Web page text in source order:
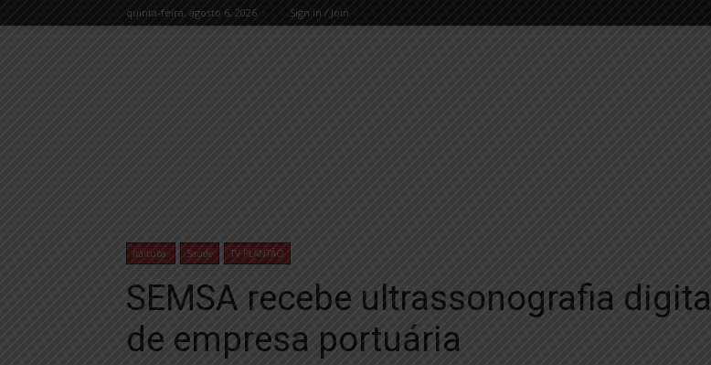
quinta-feira, agosto 6, 2026 Sign in / Join
Itaituba Saúde TV PLANTÃO
SEMSA recebe ultrassonografia digital
de empresa portuária